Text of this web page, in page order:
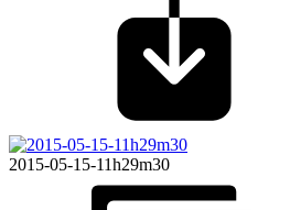
2015-05-15-11h29m30